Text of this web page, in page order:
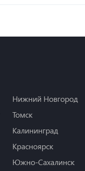
Нижний Новгород
Томск
Калининград
Красноярск
Южно-Сахалинск